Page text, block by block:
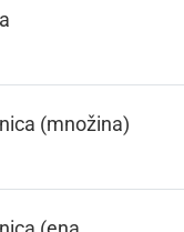
(množina)